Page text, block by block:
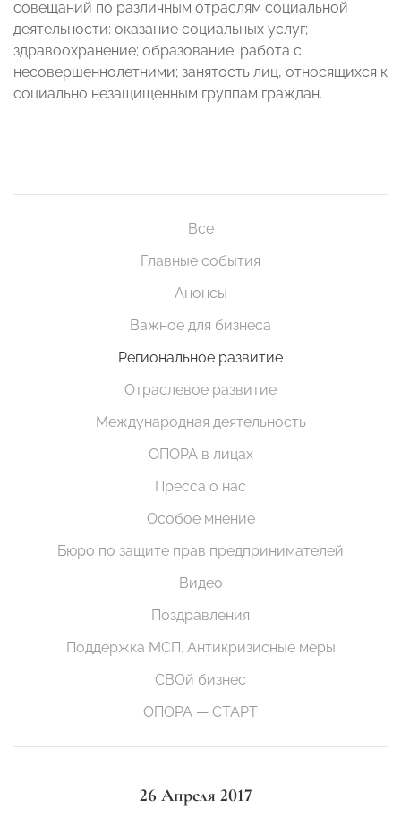
совещаний по различным отраслям социальной
деятельности: оказание социальных услуг;
здравоохранение; образование; работа с
несовершеннолетними; занятость лиц, относящихся к
социально незащищенным группам граждан.
Все
Главные события
Анонсы
Важное для бизнеса
Региональное развитие
Отраслевое развитие
Международная деятельность
ОПОРА в лицах
Пресса о нас
Особое мнение
Бюро по защите прав предпринимателей
Видео
Поздравления
Поддержка МСП. Антикризисные меры
СВОй бизнес
ОПОРА — СТАРТ
26 Апреля 2017